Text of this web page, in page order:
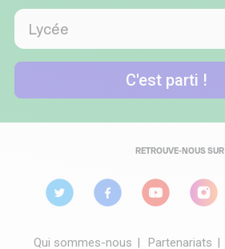
RETROUVE-NOUS SUR
Qui sommes-nous Partenariats